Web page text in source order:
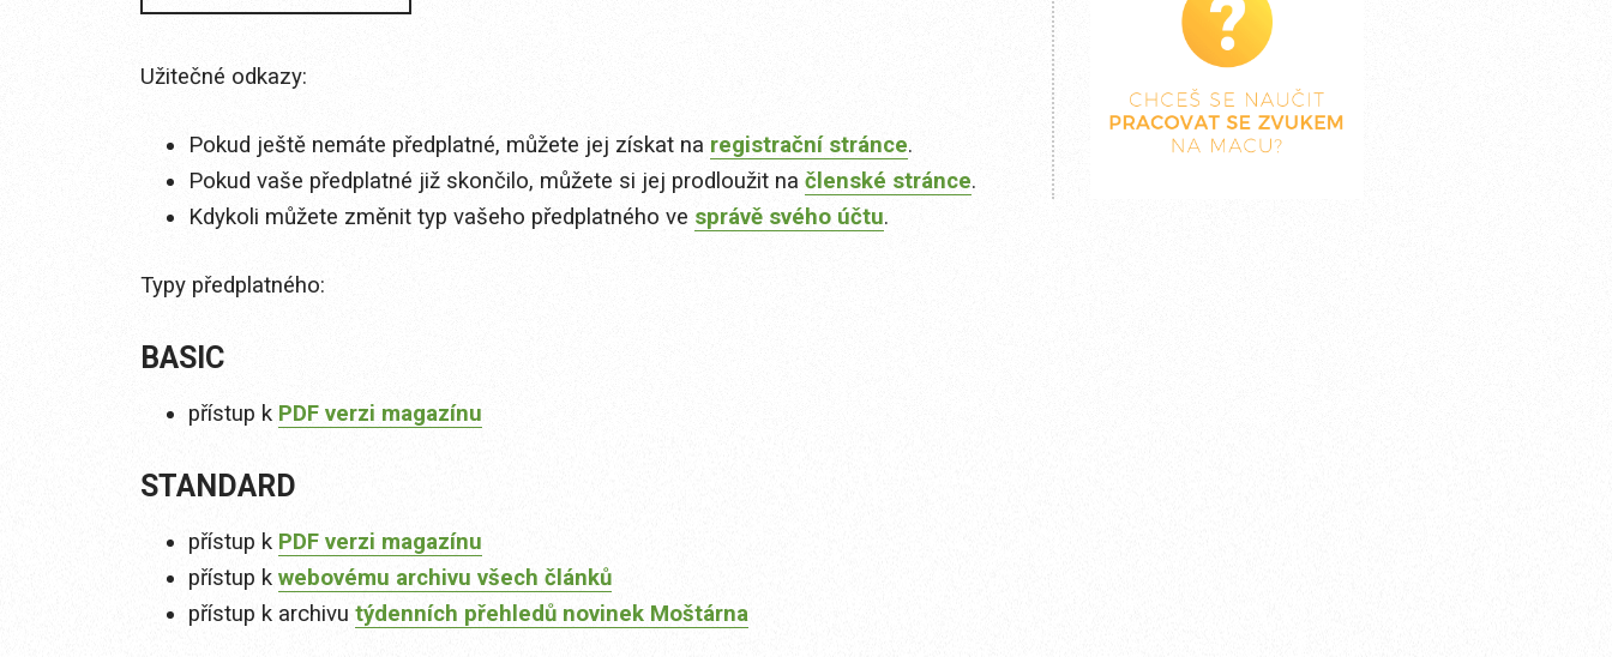
Užitečné odkazy:
Pokud ještě nemáte předplatné, můžete jej získat na registrační stránce.
Pokud vaše předplatné již skončilo, můžete si jej prodloužit na členské stránce.
Kdykoli můžete změnit typ vašeho předplatného ve správě svého účtu.
Typy předplatného:
BASIC
přístup k PDF verzi magazínu
STANDARD
přístup k PDF verzi magazínu
přístup k webovému archivu všech článků
přístup k archivu týdenních přehledů novinek Moštárna